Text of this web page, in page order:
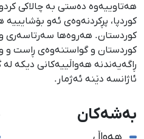
هەتاوییەوە دەستی بە چالاکی
كوردپا، پڕكردنەوەی ئەو بۆشایییە
كوردستان. هەروەها سەرتاسەری و
كوردستان و گواستنەوەی ڕاست و
ڕاگەیەندنە هەواڵییەكانی دیكە
ئاژانسە دێنە ئەژمار.
بەشەکان